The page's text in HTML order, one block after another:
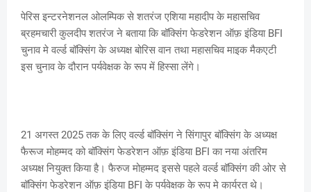
पेरिस इन्टरनेशनल ओलम्पिक से शतरंज एशिया महादीप के महासचिव
ब्रहमचारी कुलदीप शतरंज ने बताया कि बॉक्सिंग फेडरेशन ऑफ़ इंडिया BFI
चुनाव मे वर्ल्ड बॉक्सिंग के अध्यक्ष बोरिस वान तथा महासचिव माइक मैकएटी
इस चुनाव के दौरान पर्यवेक्षक के रूप में हिस्सा लेंगे।
21 अगस्त 2025 तक के लिए वर्ल्ड बॉक्सिंग ने सिंगापुर बॉक्सिंग के अध्यक्ष
फैरूज मोहम्मद को बॉक्सिंग फेडरेशन ऑफ़ इंडिया BFI का नया अंतरिम
अध्यक्ष नियुक्त किया है। फैरुज मोहम्मद इससे पहले वर्ल्ड बॉक्सिंग की ओर से
बॉक्सिंग फेडरेशन ऑफ़ इंडिया BFI के पर्यवेक्षक के रूप मे कार्यरत थे।